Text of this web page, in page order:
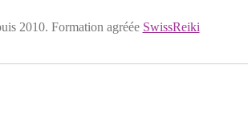
2010. Formation agréée SwissReiki